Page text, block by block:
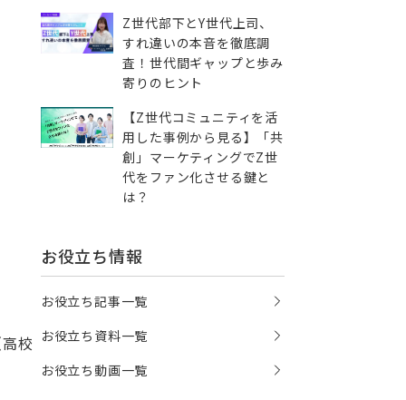
校
Z世代部下とY世代上司、
すれ違いの本音を徹底調
査！世代間ギャップと歩み
寄りのヒント
【Z世代コミュニティを活
用した事例から見る】「共
創」マーケティングでZ世
代をファン化させる鍵と
は？
お役立ち情報
お役立ち記事一覧
お役立ち資料一覧
お役立ち動画一覧